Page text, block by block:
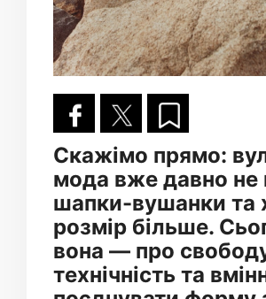
Скажімо прямо:
мода вже давно не
шапки-вушанки та
розмір більше.
вона — про
технічність та